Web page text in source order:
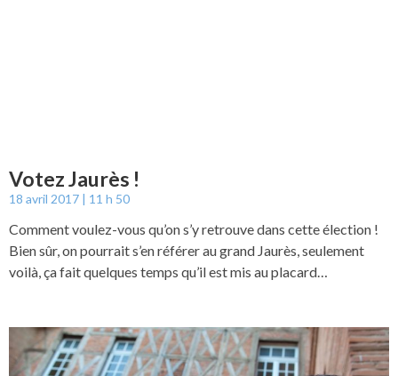
Votez Jaurès !
18 avril 2017 11 h 50
Comment voulez-vous qu’on s’y retrouve dans cette élection !
Bien sûr, on pourrait s’en référer au grand Jaurès, seulement
voilà, ça fait quelques temps qu’il est mis au placard…